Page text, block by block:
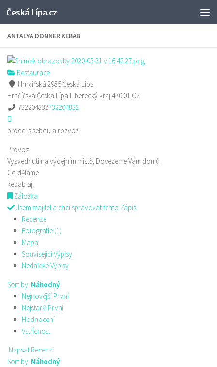
Skip to content
Česká Lípa.cz
ANTALYA DONNER KEBAB
Restaurace
Hrnčířská 2985 Česká Lípa
Hrnčířská Česká Lípa Liberecký kraj470 01 CZ
732204832732204832
prodej s sebou a rozvoz
Provoz
Vyzvednutí na výdejním místě, Dovezeme Vám domů
Co děláme
kebab aj.
Záložka
Jsem majitel a chci spravovat tento Zápis
Recenze
Fotografie (1)
Mapa
Související Výpisy
Nedaleké Výpisy
Sort by: Náhodný
Nejnovější První
Nejstarší První
Hodnocení
Vstřícnost
Napsat Recenzi
Sort by: Náhodný